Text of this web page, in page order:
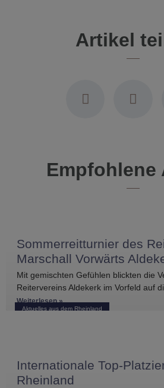
Artikel
Empfohlene
Aktuelles aus dem Rheinland
Sommerreitturnier des
Marschall Vorwärts
Mit gemischten Gefühlen blickten die
Reitervereins Aldekerk im Vorfeld auf
vergleichbarer Turniere in der näheren
größer war die
Weiterlesen »
Internationale Top-
Rheinland